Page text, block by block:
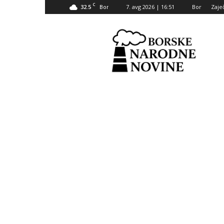
32.5 C Bor 7. avg 2026 | 16:51 Bor
narodne
novine